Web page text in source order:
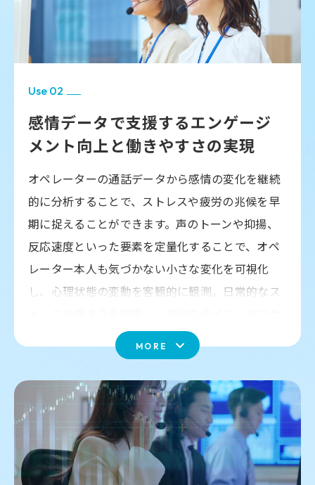
レポートの主な構成要素（一例）
通話全体の要点を簡潔にまとめることで、長時
性がすぐに把握できます。スーパーバイザーは
限られた時間で重要なポイントだけを確認可能
です。
※活用の方法によっては、ACW（After Call Work：後処理
2.評価項目と総合点
オープニング、基本応対スキル、コミュニケー
ションスキル、サービス提供、クロージングな
「話速」「表現力」「文脈の明瞭さ」なども評
価対象とし、さらにALICeの大きな特徴とし
「寄り添い姿勢」などの心理的な指標も定量的
に評価。各項目において、単なる点数だけでな
くAIによる評価コメントも付与したうえで、最
終的な応対の総合点を出力します。従来のモニ
タリングだけでは掴めなかった“応対の質”を立
体的に分析し、強みと改善点が一目で把握でき
Use 02
感情データで支援するエンゲージ
メント向上と働きやすさの実現
MORE
オペレーターの通話データから感情の変化を継続
的に分析することで、ストレスや疲労の兆候を早
期に捉えることができます。声のトーンや抑揚、
反応速度といった要素を定量化することで、オペ
レーター本人も気づかない小さな変化を可視化
し、心理状態の変動を客観的に観測。日常的なス
アを行うための基盤を提供します。
音声データを蓄積・アップロードし、変化を定点
観測できます。これにより、個人のメンタル状態
を中長期的に把握し、フォローアップ施策につな
げることが可能です。一方、ALICe Moduleを活用